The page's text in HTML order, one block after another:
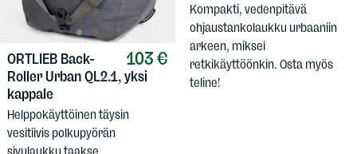
103 €
ORTLIEB Back-
Roller Urban QL2.1, yksi
kappale
Helppokäyttöinen täysin
vesitiivis polkupyörän
sivulaukku taakse.
Kompakti, vedenpitävä
ohjaustankolaukku urbaaniin
arkeen, miksei
retkikäyttöönkin. Osta myös
teline!